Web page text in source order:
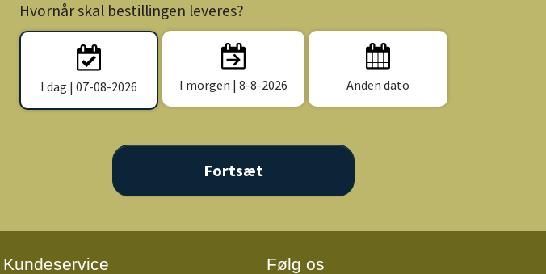
Hvornår skal bestillingen leveres?
I dag | 07-08-2026 I morgen | 8-8-2026 Anden dato
Kundeservice Følg os